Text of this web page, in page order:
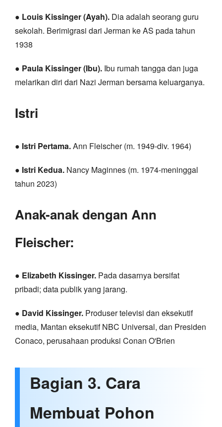
● Louis Kissinger (Ayah). Dia adalah seorang guru
sekolah. Berimigrasi dari Jerman ke AS pada tahun
1938
● Paula Kissinger (Ibu). Ibu rumah tangga dan juga
melarikan diri dari Nazi Jerman bersama keluarganya.
Istri
● Istri Pertama.Ann Fleischer (m. 1949-div. 1964)
● Istri Kedua. Nancy Maginnes (m. 1974-meninggal
tahun 2023)
Anak-anak dengan Ann
Fleischer:
● Elizabeth Kissinger. Pada dasarnya bersifat
pribadi; data publik yang jarang.
● David Kissinger. Produser televisi dan eksekutif
media, Mantan eksekutif NBC Universal, dan Presiden
Conaco, perusahaan produksi Conan O'Brien
Bagian 3. Cara
Membuat Pohon